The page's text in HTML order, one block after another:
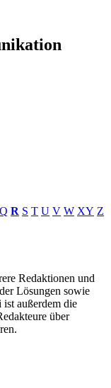
Q R S T U V W XY Z
Redaktionen und
Lösungen sowie
außerdem die
über